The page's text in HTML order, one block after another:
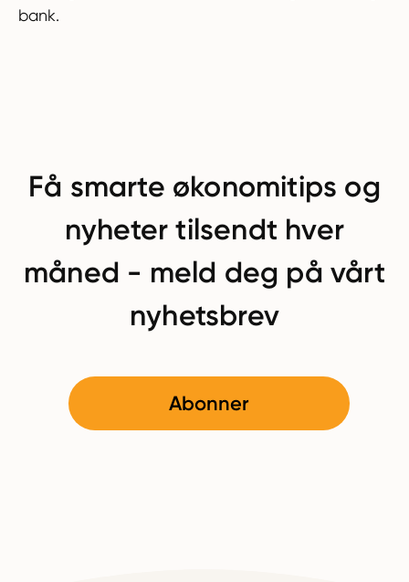
bank.
Få smarte økonomitips og
nyheter tilsendt hver
måned - meld deg på vårt
nyhetsbrev
Abonner